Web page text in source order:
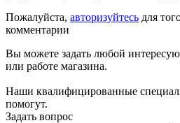
Пожалуйста, авторизуйтесь для
комментарии
Вы можете задать любой
или работе магазина.
Наши квалифицированные
помогут.
Задать вопрос